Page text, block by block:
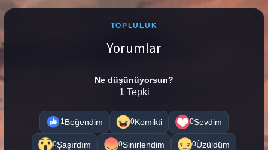
TOPLULUK
Yorumlar
Ne düşünüyorsun?
1 Tepki
1Beğendim 0Komikti 0Sevdim
0Şaşırdım 0Sinirlendim 0Üzüldüm